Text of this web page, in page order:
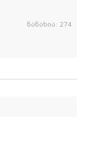
ნანახია: 274